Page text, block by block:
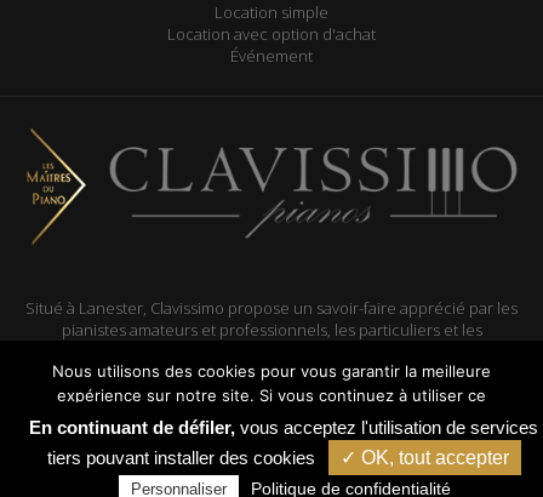
Location simple
Location avec option d'achat
Événement
Situé à Lanester, Clavissimo propose un savoir-faire apprécié par les
pianistes amateurs et professionnels, les particuliers et les
Réalisé par
ARTGO média
Mentions légales|Plan du site
Nous utilisons des cookies pour vous garantir la meilleure
expérience sur notre site. Si vous continuez à utiliser ce
dernier, nous considérerons que vous acceptez l'utilisation des
Ok
En continuant de défiler, vous acceptez l'utilisation de services
tiers pouvant installer des cookies
✓ OK, tout accepter
Personnaliser Politique de confidentialité